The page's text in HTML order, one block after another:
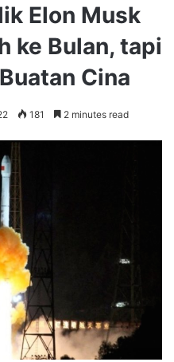
Elon Musk
ke Bulan, tapi
Cina
181 2 minutes read